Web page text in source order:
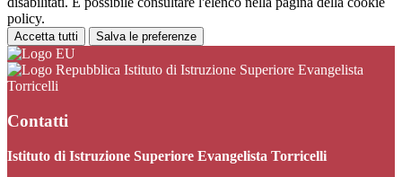
policy.
Accetta tutti Salva le preferenze
Istituto di Istruzione Superiore Evangelista
Torricelli
Contatti
Istituto di Istruzione Superiore Evangelista Torricelli